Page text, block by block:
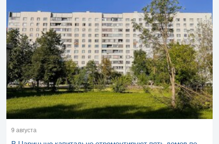
9 августа